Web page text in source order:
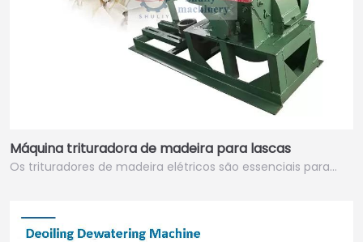
Máquina trituradora de madeira para lascas
Os trituradores de madeira elétricos são essenciais para…